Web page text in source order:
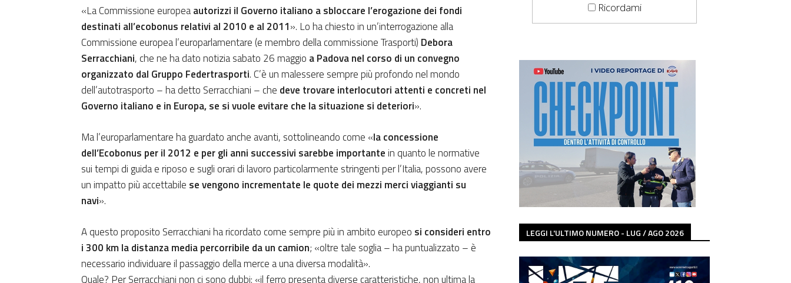
«La Commissione europeaautorizzi il Governo italiano a sbloccare l’erogazione dei fondi
destinati all’ecobonus relativi al 2010 e al 2011». Lo ha chiesto in un’interrogazione alla
Commissione europea l’europarlamentare (e membro della commissione Trasporti) Debora
Serracchiani, che ne ha dato notizia sabato 26 maggio a Padova nel corso di un convegno
organizzato dal Gruppo Federtrasporti. C’è un malessere sempre più profondo nel mondo
dell’autotrasporto – ha detto Serracchiani – che deve trovare interlocutori attenti e concreti nel
Governo italiano e in Europa, se si vuole evitare che la situazione si deteriori».
Ma l’europarlamentare ha guardato anche avanti, sottolineando come «la concessione
dell’Ecobonus per il 2012 e per gli anni successivi sarebbe importantein quanto le normative
sui tempi di guida e riposo e sugli orari di lavoro particolarmente stringenti per l’Italia, possono avere
un impatto più accettabile se vengono incrementate le quote dei mezzi merci viaggianti su
navi».
A questo proposito Serracchiani ha ricordato come sempre più in ambito europeo si consideri entro
i 300 km la distanza media percorribile da un camion; «oltre tale soglia – ha puntualizzato – è
necessario individuare il passaggio della merce a una diversa modalità».
Quale? Per Serracchiani non ci sono dubbi: «il ferro presenta diverse caratteristiche, non ultima la
Ricordami
LEGGI L'ULTIMO NUMERO - LUG / AGO 2026